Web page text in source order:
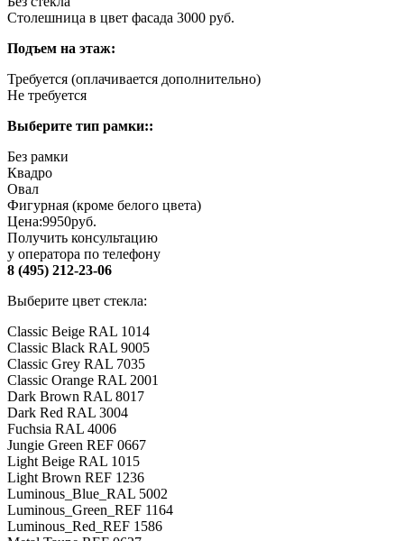
Столешница в цвет фасада 3000 руб.
Подъем на этаж:
Требуется (оплачивается дополнительно)
Не требуется
Выберите тип рамки::
Без рамки
Квадро
Овал
Фигурная (кроме белого цвета)
Цена:9950руб.
Получить консультацию
у оператора по телефону
8 (495) 212-23-06
Выберите цвет стекла:
Classic Beige RAL 1014
Classic Black RAL 9005
Classic Grey RAL 7035
Classic Orange RAL 2001
Dark Brown RAL 8017
Dark Red RAL 3004
Fuchsia RAL 4006
Jungie Green REF 0667
Light Beige RAL 1015
Light Brown REF 1236
Luminous_Blue_RAL 5002
Luminous_Green_REF 1164
Luminous_Red_REF 1586